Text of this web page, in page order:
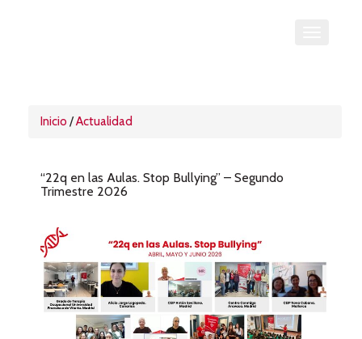
Inicio /Actualidad
“22q en las Aulas. Stop Bullying” – Segundo
Trimestre 2026